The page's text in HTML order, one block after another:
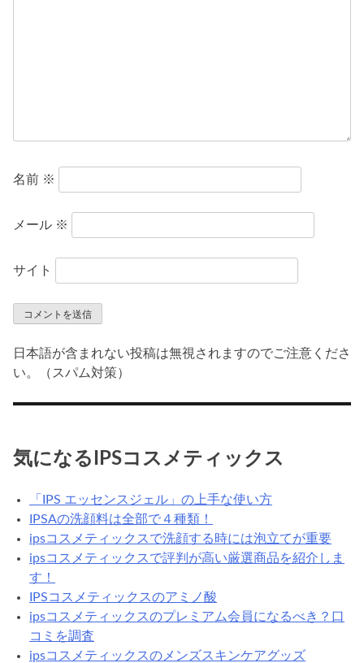
名前 ※
メール ※
サイト
日本語が含まれない投稿は無視されますのでご注意くださ
い。（スパム対策）
気になるIPSコスメティックス
「IPS エッセンスジェル」の上手な使い方
IPSAの洗顔料は全部で４種類！
ipsコスメティックスで洗顔する時には泡立てが重要
ipsコスメティックスで評判が高い厳選商品を紹介しま
す！
IPSコスメティックスのアミノ酸
ipsコスメティックスのプレミアム会員になるべき？口
コミを調査
ipsコスメティックスのメンズスキンケアグッズ